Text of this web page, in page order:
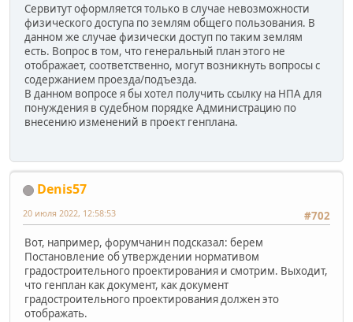
Сервитут оформляется только в случае невозможности
физического доступа по землям общего пользования. В
данном же случае физически доступ по таким землям
есть. Вопрос в том, что генеральный план этого не
отображает, соответственно, могут возникнуть вопросы с
содержанием проезда/подъезда.
В данном вопросе я бы хотел получить ссылку на НПА для
понуждения в судебном порядке Администрацию по
внесению изменений в проект генплана.
Denis57
#702
20 июля 2022, 12:58:53
Вот, например, форумчанин подсказал: берем
Постановление об утверждении нормативом
градостроительного проектирования и смотрим. Выходит,
что генплан как документ, как документ
градостроительного проектирования должен это
отображать.